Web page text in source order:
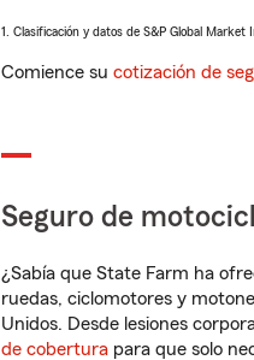
1. Clasificación y datos de S&P Global
Comience su cotización de
Seguro de
¿Sabía que State Farm ha
ruedas, ciclomotores y
Unidos. Desde lesiones
de cobertura para que solo